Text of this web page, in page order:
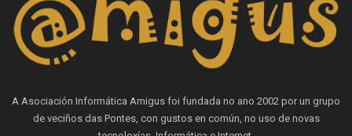
A Asociación Informática Amigus foi fundada no ano 2002 por un grupo
de veciños das Pontes, con gustos en común, no uso de novas